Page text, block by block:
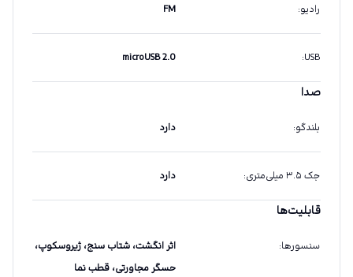
رادیو:
FM
USB
:
microUSB 2.0
صدا
بلندگو: دارد
جک ۳.۵ میلی‌متری : دارد
قابلیت‌ها
سنسورها:
اثر انگشت، شتاب سنج، ژیروسکوپ،
حسگر مجاورتی، قطب نما